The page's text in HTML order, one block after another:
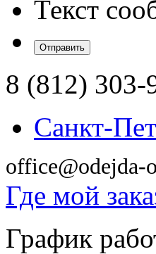
Текст
8 (812) 303-
Санкт-
office@odejda-
Где мой
График